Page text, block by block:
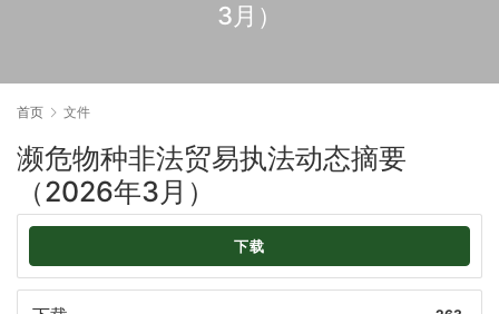
3月）
首页 文件
濒危物种非法贸易执法动态摘要
（2026年3月）
下载